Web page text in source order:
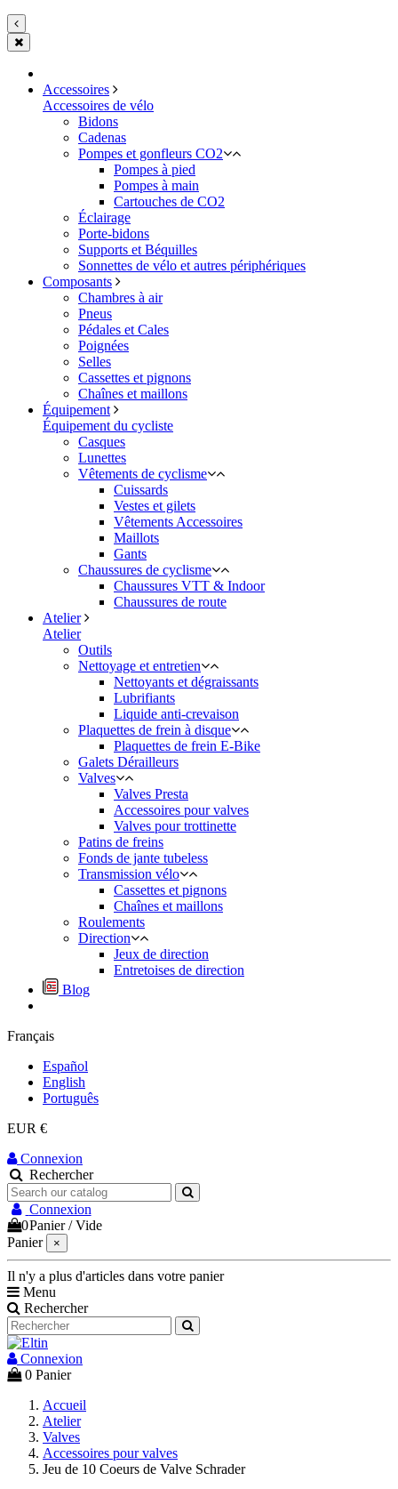
Accessoires
Accessoires de vélo
Bidons
Cadenas
Pompes et gonfleurs CO2
Pompes à pied
Pompes à main
Cartouches de CO2
Éclairage
Porte-bidons
Supports et Béquilles
Sonnettes de vélo et autres périphériques
Composants
Chambres à air
Pneus
Pédales et Cales
Poignées
Selles
Cassettes et pignons
Chaînes et maillons
Équipement
Équipement du cycliste
Casques
Lunettes
Vêtements de cyclisme
Cuissards
Vestes et gilets
Vêtements Accessoires
Maillots
Gants
Chaussures de cyclisme
Chaussures VTT & Indoor
Chaussures de route
Atelier
Atelier
Outils
Nettoyage et entretien
Nettoyants et dégraissants
Lubrifiants
Liquide anti-crevaison
Plaquettes de frein à disque
Plaquettes de frein E-Bike
Galets Dérailleurs
Valves
Valves Presta
Accessoires pour valves
Valves pour trottinette
Patins de freins
Fonds de jante tubeless
Transmission vélo
Cassettes et pignons
Chaînes et maillons
Roulements
Direction
Jeux de direction
Entretoises de direction
Blog
Français
Español
English
Português
EUR €
Connexion
Rechercher
Connexion
0Panier /Vide
Panier
×
Il n'y a plus d'articles dans votre panier
Menu
Rechercher
Connexion
0 Panier
Accueil
Atelier
Valves
Accessoires pour valves
Jeu de 10 Coeurs de Valve Schrader